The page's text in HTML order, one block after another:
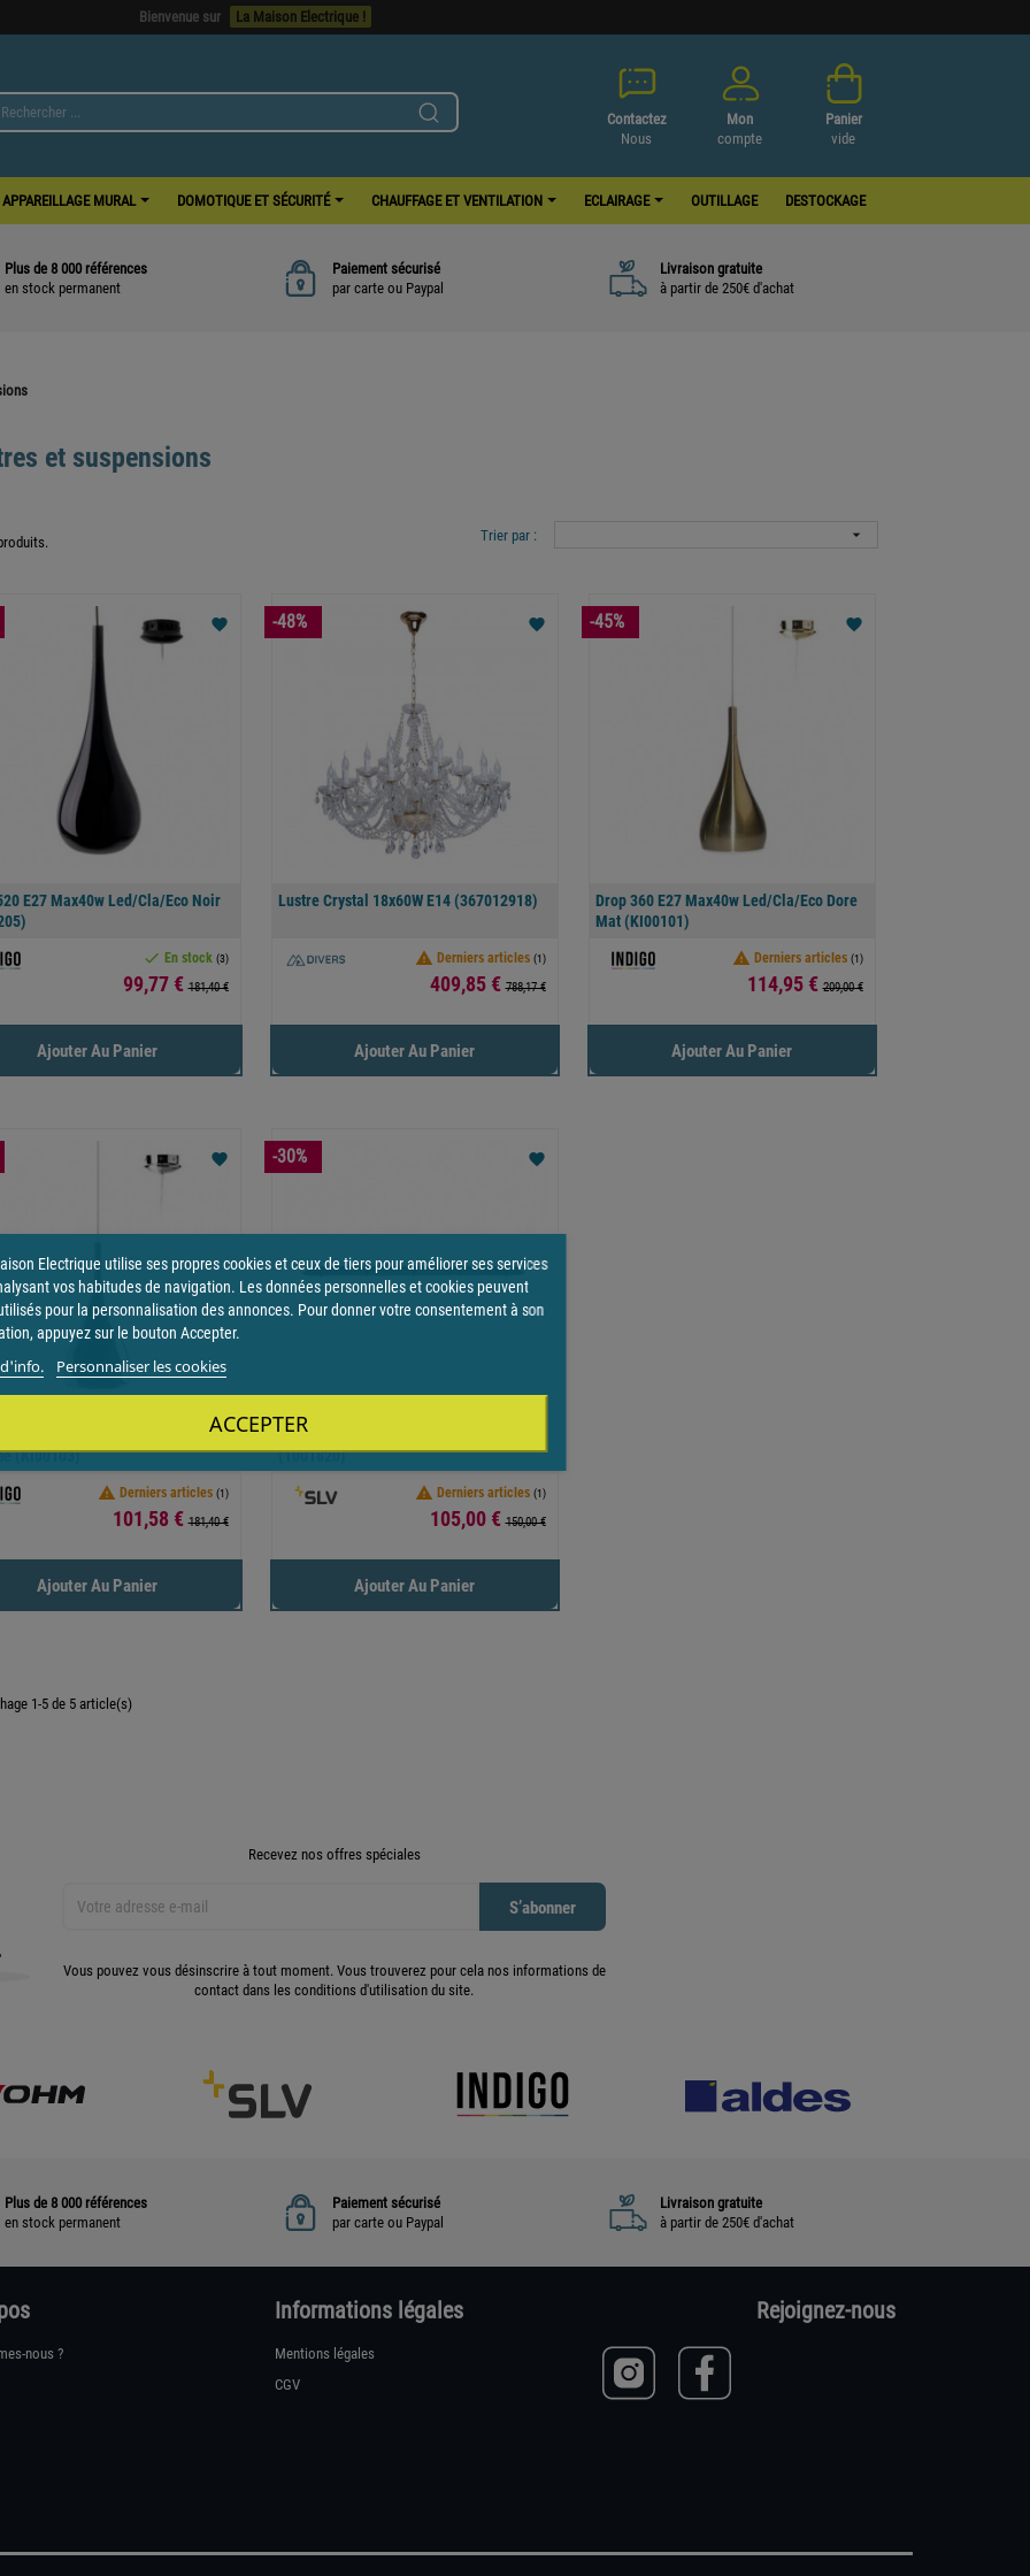
Bienvenue sur La Maison Electrique !
Contactez
Nous
Mon
compte
Panier
vide
APPAREILLAGE MURAL DOMOTIQUE ET SÉCURITÉ CHAUFFAGE ET VENTILATION ECLAIRAGE OUTILLAGE DESTOCKAGE
Plus de 8 000 références
en stock permanent
Paiement sécurisé
par carte ou Paypal
Livraison gratuite
à partir de 250€ d'achat
et suspensions
Trier par : 
E27 Max40w Led/cla/eco Noir
 En stock (3)
Prix
99,77 € 181,40 €
favorite
Ajouter Au Panier
Lustre Crystal 18x60W E14 (367012918)
 Derniers articles (1)
Prix
409,85 € 788,17 €
favorite
Ajouter Au Panier
-48%
Drop 360 E27 Max40w Led/cla/eco Dore
Mat (KI00101)
 Derniers articles (1)
Prix
114,95 € 209,00 €
favorite
Ajouter Au Panier
-45%
(KI00103)
 Derniers articles (1)
Prix
101,58 € 181,40 €
favorite
Ajouter Au Panier
FITU Patère Longue 5 Passe-Fils Noir
(1001820)
 Derniers articles (1)
Prix
105,00 € 150,00 €
favorite
Ajouter Au Panier
-30%
1-5 de 5 article(s)
Recevez nos offres spéciales
Vous pouvez vous désinscrire à tout moment. Vous trouverez pour cela nos informations de
contact dans les conditions d'utilisation du site.
Plus de 8 000 références
en stock permanent
Paiement sécurisé
par carte ou Paypal
Livraison gratuite
à partir de 250€ d'achat
nous ?
Informations légales
Mentions légales
CGV
Rejoignez-nous
Electrique utilise ses propres cookies et ceux de tiers pour améliorer ses services
vos habitudes de navigation. Les données personnelles et cookies peuvent
pour la personnalisation des annonces. Pour donner votre consentement à son
appuyez sur le bouton Accepter.
Personnaliser les cookies
ACCEPTER